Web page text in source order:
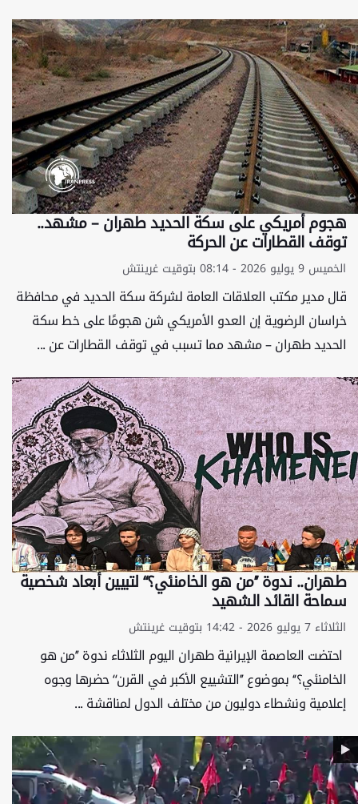
هجوم أمريكي على سكة الحديد طهران – مشهد..
توقف القطارات عن الحركة
الخميس 9 يوليو 2026 - 08:14 بتوقيت غرينتش
قال مدير مكتب العلاقات العامة لشركة سكة الحديد في محافظة
خراسان الرضوية إن العدو الأمريكي شن هجومًا على خط سكة
الحديد طهران – مشهد مما تسبب في توقف القطارات عن ...
طهران.. ندوة ’’من هو الخامنئي؟‘‘ لتبيين أبعاد شخصية
سماحة القائد الشهيد
الثلاثاء 7 يوليو 2026 - 14:42 بتوقيت غرينتش
احتضت العاصمة الإيرانية طهران اليوم الثلاثاء ندوة ’’من هو
الخامنئي؟‘‘ بموضوع ’’التشييع الأكبر في القرن‘‘ حضرها وجوه
إعلامية ونشطاء دوليون من مختلف الدول لمناقشة ...